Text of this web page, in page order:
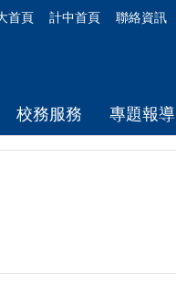
首頁 計中首頁 聯絡資訊
校務服務 專題報導